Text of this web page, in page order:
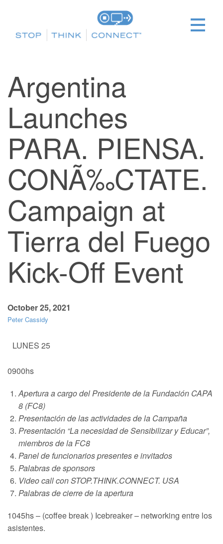
Argentina
Launches
PARA. PIENSA.
CONÃ‰CTATE.
Campaign at
Tierra del Fuego
Kick-Off Event
October 25, 2021
Peter Cassidy
LUNES 25
0900hs
Apertura a cargo del Presidente de la Fundación CAPA
8 (FC8)
Presentación de las actividades de la Campaña
Presentación “La necesidad de Sensibilizar y Educar”,
miembros de la FC8
Panel de funcionarios presentes e invitados
Palabras de sponsors
Video call con STOP.THINK.CONNECT. USA
Palabras de cierre de la apertura
1045hs – (coffee break ) Icebreaker – networking entre los
asistentes.